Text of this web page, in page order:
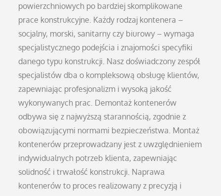
powierzchniowych po bardziej skomplikowane
prace konstrukcyjne. Każdy rodzaj kontenera –
socjalny, morski, sanitarny czy biurowy – wymaga
specjalistycznego podejścia i znajomości specyfiki
danego typu konstrukcji. Nasz doświadczony zespół
specjalistów dba o kompleksową obsługę klientów,
zapewniając profesjonalizm i wysoką jakość
wykonywanych prac. Demontaż kontenerów
odbywa się z najwyższą starannością, zgodnie z
obowiązującymi normami bezpieczeństwa. Montaż
kontenerów przeprowadzany jest z uwzględnieniem
indywidualnych potrzeb klienta, zapewniając
solidność i trwałość konstrukcji. Naprawa
kontenerów to proces realizowany z precyzją i